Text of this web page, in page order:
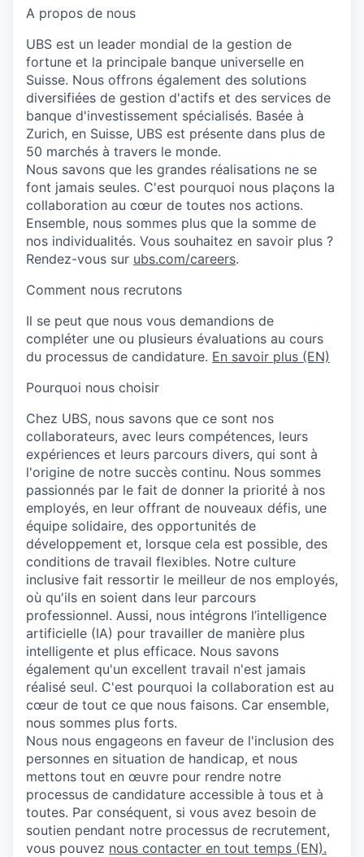
A propos de nous
UBS est un leader mondial de la gestion de
fortune et la principale banque universelle en
Suisse. Nous offrons également des solutions
diversifiées de gestion d'actifs et des services de
banque d'investissement spécialisés. Basée à
Zurich, en Suisse, UBS est présente dans plus de
50 marchés à travers le monde.
Nous savons que les grandes réalisations ne se
font jamais seules. C'est pourquoi nous plaçons la
collaboration au cœur de toutes nos actions.
Ensemble, nous sommes plus que la somme de
nos individualités. Vous souhaitez en savoir plus ?
Rendez-vous sur ubs.com/careers.
Comment nous recrutons
Il se peut que nous vous demandions de
compléter une ou plusieurs évaluations au cours
du processus de candidature. En savoir plus (EN)
Pourquoi nous choisir
Chez UBS, nous savons que ce sont nos
collaborateurs, avec leurs compétences, leurs
expériences et leurs parcours divers, qui sont à
l'origine de notre succès continu. Nous sommes
passionnés par le fait de donner la priorité à nos
employés, en leur offrant de nouveaux défis, une
équipe solidaire, des opportunités de
développement et, lorsque cela est possible, des
conditions de travail flexibles. Notre culture
inclusive fait ressortir le meilleur de nos employés,
où qu'ils en soient dans leur parcours
professionnel. Aussi, nous intégrons l’intelligence
artificielle (IA) pour travailler de manière plus
intelligente et plus efficace. Nous savons
également qu'un excellent travail n'est jamais
réalisé seul. C'est pourquoi la collaboration est au
cœur de tout ce que nous faisons. Car ensemble,
nous sommes plus forts.
Nous nous engageons en faveur de l'inclusion des
personnes en situation de handicap, et nous
mettons tout en œuvre pour rendre notre
processus de candidature accessible à tous et à
toutes. Par conséquent, si vous avez besoin de
soutien pendant notre processus de recrutement,
vous pouvez nous contacter en tout temps (EN).